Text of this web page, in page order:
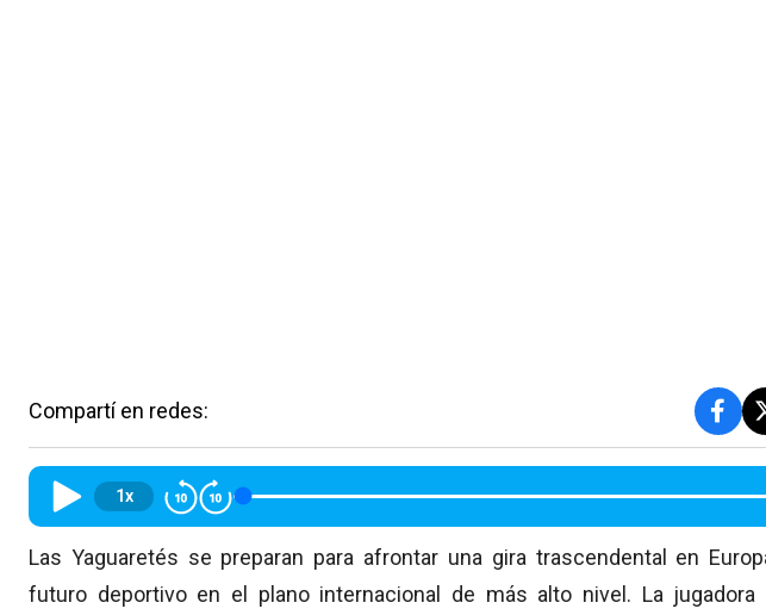
Compartí en redes:
1x
Las Yaguaretés se preparan para afrontar una gira trascendental en
futuro deportivo en el plano internacional de más alto nivel. La jugadora